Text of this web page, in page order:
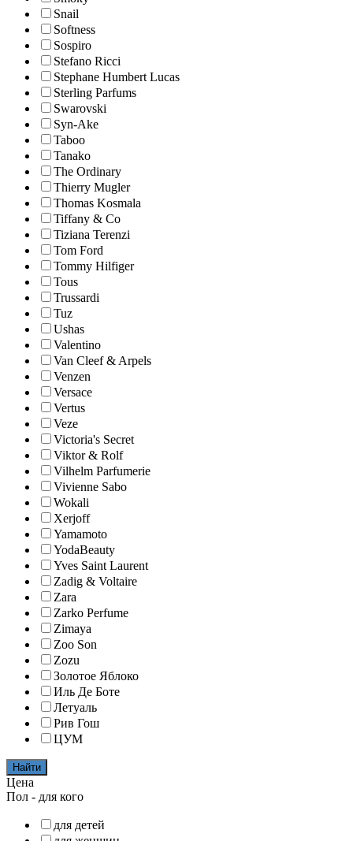
Snail
Softness
Sospiro
Stefano Ricci
Stephane Humbert Lucas
Sterling Parfums
Swarovski
Syn-Ake
Taboo
Tanako
The Ordinary
Thierry Mugler
Thomas Kosmala
Tiffany & Co
Tiziana Terenzi
Tom Ford
Tommy Hilfiger
Tous
Trussardi
Tuz
Ushas
Valentino
Van Cleef & Arpels
Venzen
Versace
Vertus
Veze
Victoria's Secret
Viktor & Rolf
Vilhelm Parfumerie
Vivienne Sabo
Wokali
Xerjoff
Yamamoto
YodaBeauty
Yves Saint Laurent
Zadig & Voltaire
Zara
Zarko Perfume
Zimaya
Zoo Son
Zozu
Золотое Яблоко
Иль Де Боте
Летуаль
Рив Гош
ЦУМ
Найти
Цена
Пол - для кого
для детей